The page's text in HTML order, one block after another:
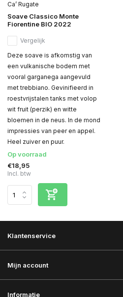
Ca’ Rugate
Soave Classico Monte
Fiorentine BIO 2022
Vergelijk
Deze soave is afkomstig van
een vulkanische bodem met
vooral garganega aangevuld
met trebbiano. Gevinifieerd in
roestvrijstalen tanks met volop
wit fruit (perzik) en witte
bloemen in de neus. In de mond
impressies van peer en appel.
Heel zuiver en puur.
Op voorraad
€18,95
Incl. btw
Klantenservice
Mijn account
Informatie